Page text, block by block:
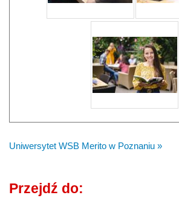
Uniwersytet WSB Merito w Poznaniu »
Przejdź do: